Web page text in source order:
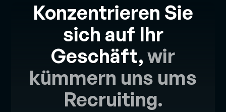
Konzentrieren Sie
sich auf Ihr
Geschäft,wir
kümmern uns ums
Recruiting.